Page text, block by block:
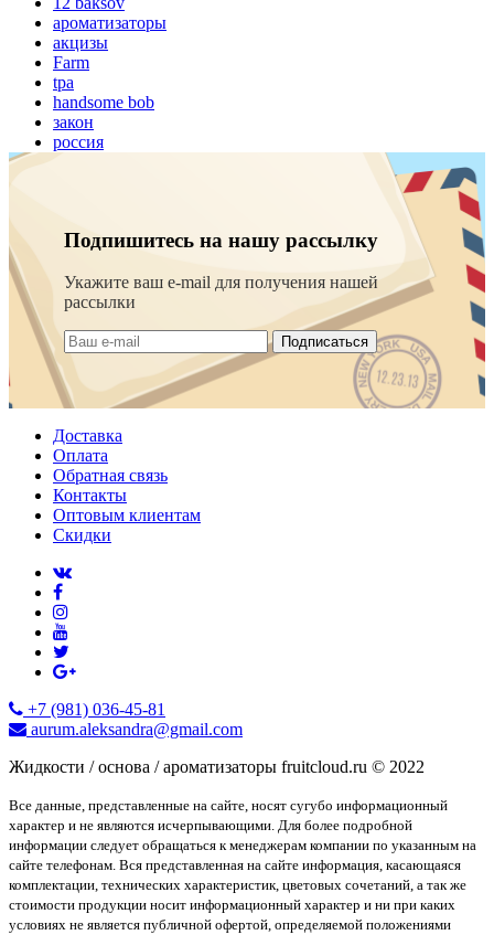
ароматизаторы
акцизы
Farm
tpa
handsome bob
закон
россия
Подпишитесь на нашу рассылку
Укажите ваш e-mail для получения нашей
рассылки
Подписаться
Доставка
Оплата
Обратная связь
Контакты
Оптовым клиентам
Скидки
+7 (981) 036-45-81
aurum.aleksandra@gmail.com
Жидкости / основа / ароматизаторы fruitcloud.ru © 2022
Все данные, представленные на сайте, носят сугубо информационный
характер и не являются исчерпывающими. Для более подробной
информации следует обращаться к менеджерам компании по указанным на
сайте телефонам. Вся представленная на сайте информация, касающаяся
комплектации, технических характеристик, цветовых сочетаний, а так же
стоимости продукции носит информационный характер и ни при каких
условиях не является публичной офертой, определяемой положениями